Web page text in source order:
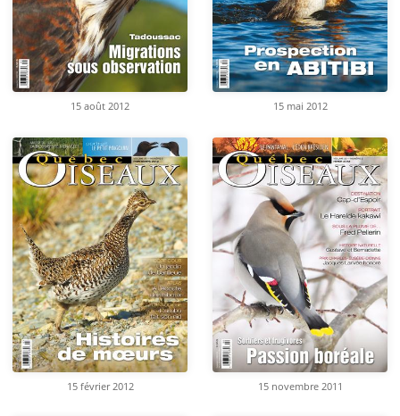
15 août 2012 15 mai 2012
15 février 2012 15 novembre 2011